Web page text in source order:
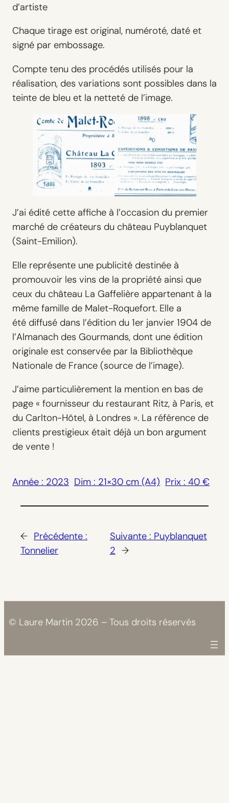
d’artiste
Chaque tirage est original, numéroté, daté et
signé par embossage.
Compte tenu des procédés utilisés pour la
réalisation, des variations sont possibles dans la
teinte de bleu et la netteté de l’image.
J’ai édité cette affiche à l’occasion du premier
marché de créateurs du château Puyblanquet
(Saint-Emilion).
Elle représente une publicité destinée à
promouvoir les vins de la propriété ainsi que
ceux du château La Gaffelière appartenant à la
même famille de Malet-Roquefort. Elle a
été diffusé dans l’édition du 1er janvier 1904 de
l’Almanach des Gourmands, dont une édition
originale est conservée par la Bibliothèque
Nationale de France (source de l’image).
J’aime particulièrement la mention en bas de
page « fournisseur du restaurant Ritz, à Paris, et
du Carlton-Hôtel, à Londres ». La référence de
clients prestigieux était déjà un bon argument
de vente !
Année : 2023 Dim : 21×30 cm (A4) Prix : 40 €
← Précédente :
Tonnelier
Suivante : Puyblanquet
2 →
© Laure Martin 2026 – Tous droits réservés